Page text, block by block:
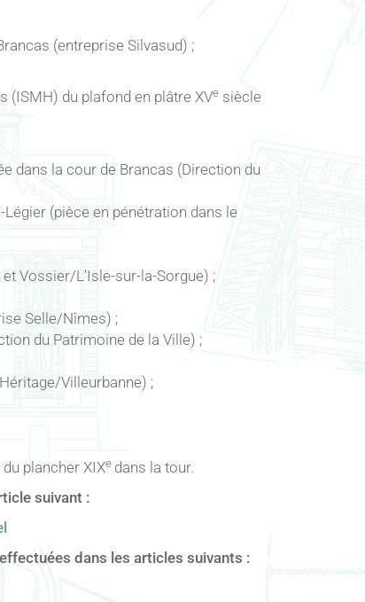
(entreprise Silvasud) ;
(ISMH) du plafond en plâtre XVe siècle
dans la cour de Brancas (Direction du
(pièce en pénétration dans le
Vossier/L’Isle-sur-la-Sorgue) ;
Selle/Nîmes) ;
du Patrimoine de la Ville) ;
Villeurbanne) ;
plancher XIXe dans la tour.
suivant :
dans les articles suivants :